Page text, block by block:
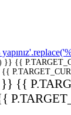
}} {{
{{
}} {{